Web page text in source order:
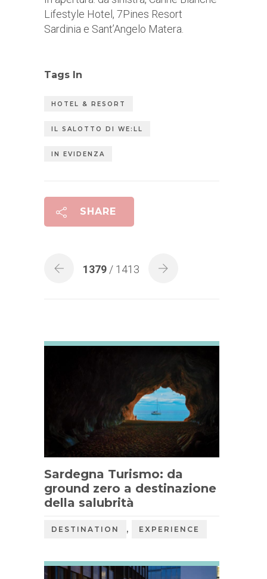
Lifestyle Hotel, 7Pines Resort
Sardinia e Sant’Angelo Matera.
Tags In
HOTEL & RESORT
IL SALOTTO DI WE:LL
IN EVIDENZA
SHARE
1379 / 1413
Sardegna Turismo: da
ground zero a destinazione
della salubrità
DESTINATION , EXPERIENCE